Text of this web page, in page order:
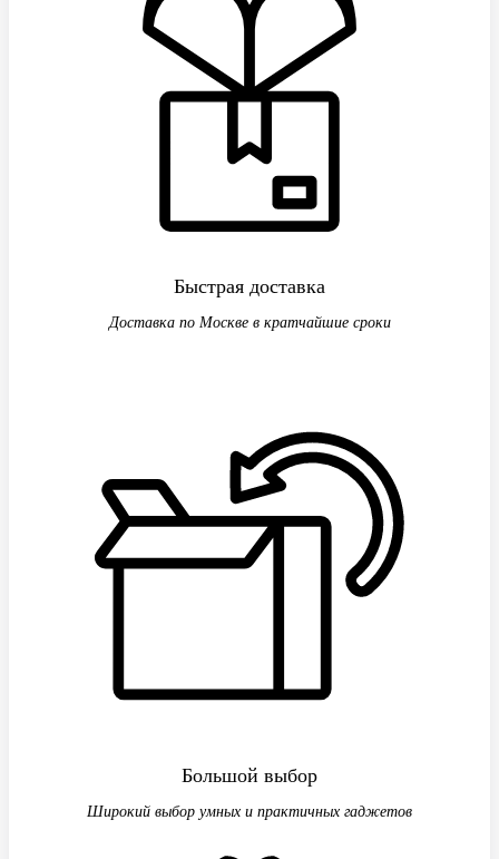
Быстрая доставка
Доставка по Москве в кратчайшие сроки
Большой выбор
Широкий выбор умных и практичных гаджетов